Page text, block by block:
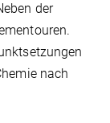
der
nach